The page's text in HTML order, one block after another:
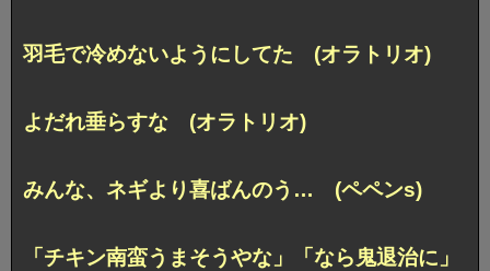
羽毛で冷めないようにしてた (オラトリオ)
よだれ垂らすな (オラトリオ)
みんな、ネギより喜ばんのう… (ペペンs)
「チキン南蛮うまそうやな」「なら鬼退治に」